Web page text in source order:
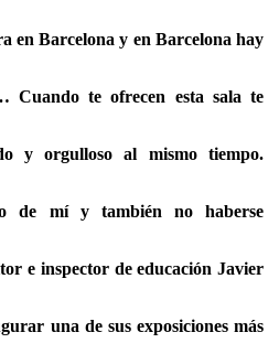
en Barcelona y en Barcelona hay
Cuando te ofrecen esta sala te
y orgulloso al mismo tiempo.
de mí y también no haberse
e inspector de educación Javier
una de sus exposiciones más